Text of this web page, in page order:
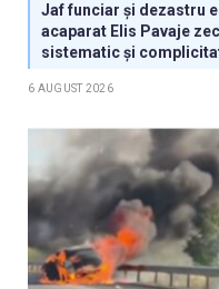
Jaf funciar și dezastru
acaparat Elis Pavaje
sistematic și
6 AUGUST 2026